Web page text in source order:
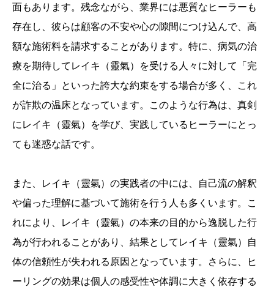
面もあります。残念ながら、業界には悪質なヒーラーも
存在し、彼らは顧客の不安や心の隙間につけ込んで、高
額な施術料を請求することがあります。特に、病気の治
療を期待してレイキ（靈氣）を受ける人々に対して「完
全に治る」といった誇大な約束をする場合が多く、これ
が詐欺の温床となっています。このような行為は、真剣
にレイキ（靈氣）を学び、実践しているヒーラーにとっ
ても迷惑な話です。
また、レイキ（靈氣）の実践者の中には、自己流の解釈
や偏った理解に基づいて施術を行う人も多くいます。こ
れにより、レイキ（靈氣）の本来の目的から逸脱した行
為が行われることがあり、結果としてレイキ（靈氣）自
体の信頼性が失われる原因となっています。さらに、ヒ
ーリングの効果は個人の感受性や体調に大きく依存する